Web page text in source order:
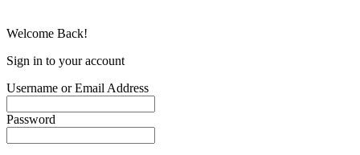
Welcome Back!
Sign in to your account
Username or Email Address
Password